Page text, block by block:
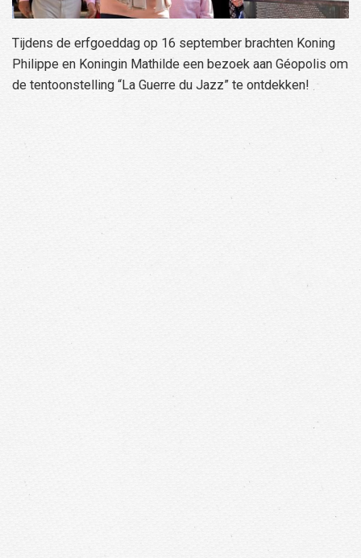
Tijdens de erfgoeddag op 16 september brachten Koning
Philippe en Koningin Mathilde een bezoek aan Géopolis om
de tentoonstelling “La Guerre du Jazz” te ontdekken!